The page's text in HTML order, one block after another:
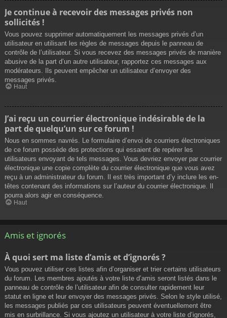
Je continue à recevoir des messages privés non
sollicités !
Vous pouvez supprimer automatiquement les messages privés d’un
utilisateur en utilisant les règles de messages depuis le panneau de
contrôle de l’utilisateur. Si vous recevez des messages privés de manière
abusive de la part d’un autre utilisateur, rapportez ces messages aux
modérateurs. Ils peuvent empêcher un utilisateur d’envoyer des
messages privés.
Haut
J’ai reçu un courrier électronique indésirable de la
part de quelqu’un sur ce forum !
Nous en sommes navrés. Le formulaire d’envoi de courriers électroniques
de ce forum possède des protections qui essaient de repérer les
utilisateurs envoyant de tels messages. Vous devriez envoyer par courrier
électronique une copie complète du courrier électronique que vous avez
reçu à un administrateur du forum. Il est très important d’y inclure les en-
têtes contenant des informations sur l’auteur du courrier électronique. Il
pourra alors agir en conséquence.
Haut
Amis et ignorés
À quoi sert ma liste d’amis et d’ignorés ?
Vous pouvez utiliser ces listes afin d’organiser et trier certains utilisateurs
du forum. Les membres ajoutés à votre liste d’amis seront listés dans le
panneau de contrôle de l’utilisateur afin de consulter rapidement leur
statut en ligne et leur envoyer des messages privés. Selon le style utilisé,
les messages publiés par ces utilisateurs peuvent éventuellement être
mis en surbrillance. Si vous ajoutez un utilisateur à votre liste d’ignorés,